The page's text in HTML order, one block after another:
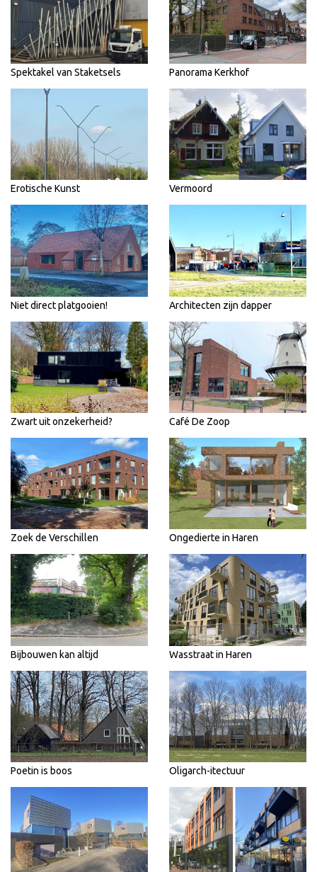
Spektakel van Staketsels Panorama Kerkhof
Erotische Kunst Vermoord
Niet direct platgooien! Architecten zijn dapper
Zwart uit onzekerheid? Café De Zoop
Zoek de Verschillen Ongedierte in Haren
Bijbouwen kan altijd Wasstraat in Haren
Poetin is boos Oligarch-itectuur